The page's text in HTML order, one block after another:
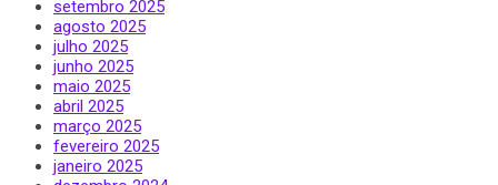
setembro 2025
agosto 2025
julho 2025
junho 2025
maio 2025
abril 2025
março 2025
fevereiro 2025
janeiro 2025